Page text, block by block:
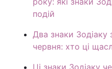
подій
Два знаки Зодіаку
червня: хто ці
Ці знаки Зодіаку